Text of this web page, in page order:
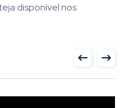
disponível nos